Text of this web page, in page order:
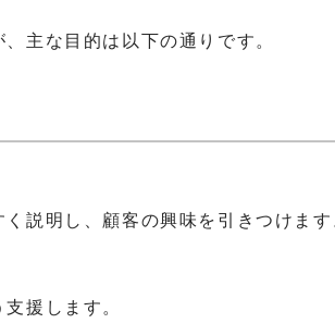
主な目的は以下の通りです。
説明し、顧客の興味を引きつけま
援します。